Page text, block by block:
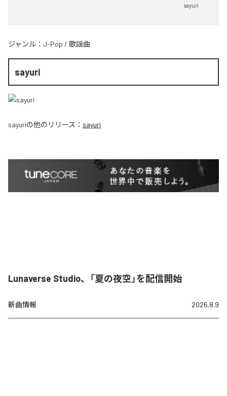
sayuri
ジャンル： J-Pop / 歌謡曲
sayuri
sayuriの他のリリース： sayuri
Lunaverse Studio、「夏の夜空」を配信開始
新曲情報 2026.8.9